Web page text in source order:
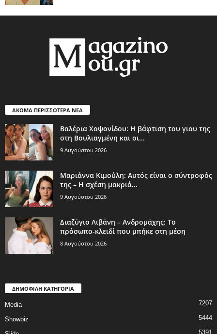
ΑΚΟΜΑ ΠΕΡΙΣΣΟΤΕΡΑ ΝΕΑ
Βαλέρια Χοψονίδου: Η βάφτιση του γιου της
στη Βουλιαγμένη και οι...
9 Αυγούστου 2026
Μαριάννα Κιμούλη: Αυτός είναι ο σύντροφός
της – Η σχέση μακριά...
9 Αυγούστου 2026
Διαζύγιο Λιβάνη – Ανδρομάχης: Το
πρόσωπο-κλειδί που μπήκε στη μέση
8 Αυγούστου 2026
ΔΗΜΟΦΙΛΗ ΚΑΤΗΓΟΡΙΑ
Media 7207
Showbiz 5444
5391